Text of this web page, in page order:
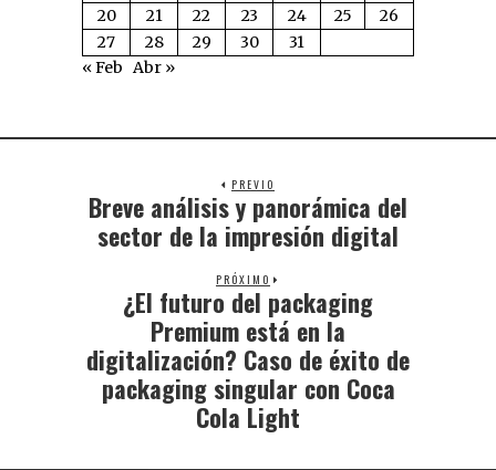
20
21 22 23 24 25
26
27
28 29 30
31
« Feb Abr »
PREVIO
Breve análisis y panorámica del
sector de la impresión digital
PRÓXIMO
¿El futuro del packaging
Premium está en la
digitalización? Caso de éxito de
packaging singular con Coca
Cola Light